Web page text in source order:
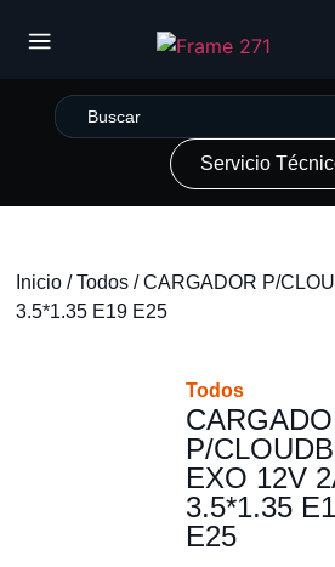
Servicio
Inicio /Todos / CARGADOR P/
3.5*1.35 E19 E25
Todos
P/
EXO 12V
3.5*1.35
E25